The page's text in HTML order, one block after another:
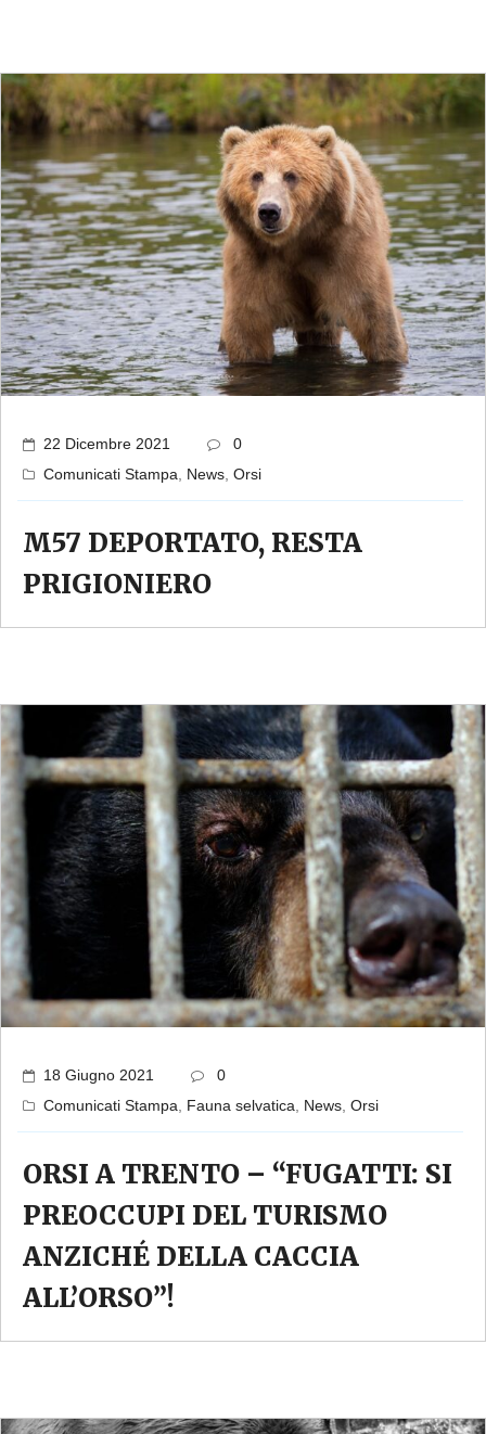
22 Dicembre 2021
0
Comunicati Stampa, News, Orsi
M57 DEPORTATO, RESTA
PRIGIONIERO
18 Giugno 2021
0
Comunicati Stampa, Fauna selvatica, News, Orsi
ORSI A TRENTO – “FUGATTI: SI
PREOCCUPI DEL TURISMO
ANZICHÉ DELLA CACCIA
ALL’ORSO”!